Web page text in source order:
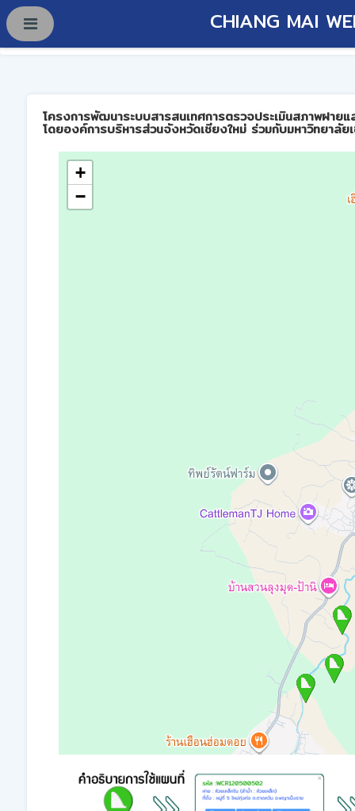
CHIANG MAI
โครงการพัฒนาระบบสารสนเทศการตรวจประเมินสภาพฝาย
โดยองค์การบริหารส่วนจังหวัดเชียงใหม่ ร่วมกับมหาวิทยาลัย
+
−